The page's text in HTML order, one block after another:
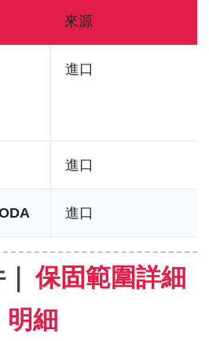
來源
進口
進口
進口
｜ 保固範圍詳細
明細